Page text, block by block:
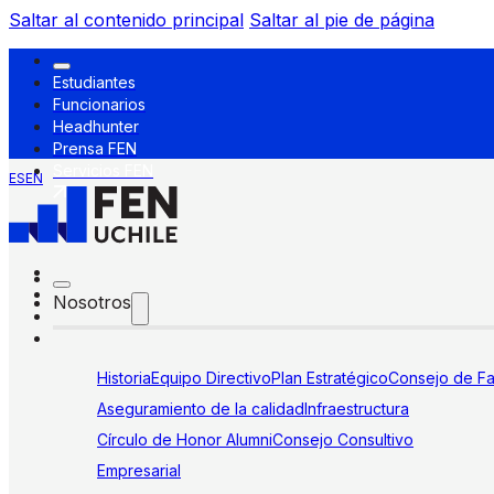
Saltar al contenido principal Saltar al pie de página
Estudiantes
Funcionarios
Headhunter
Prensa FEN
ESEN
Nosotros
HistoriaEquipo DirectivoPlan EstratégicoConsejo de
Aseguramiento de la calidadInfraestructura
Círculo de Honor AlumniConsejo Consultivo
Empresarial